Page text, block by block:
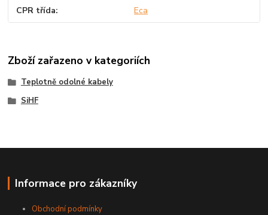
CPR třída Eca
Zboží zařazeno v kategoriích
Teplotně odolné kabely
SiHF
Informace pro zákazníky
Obchodní podmínky